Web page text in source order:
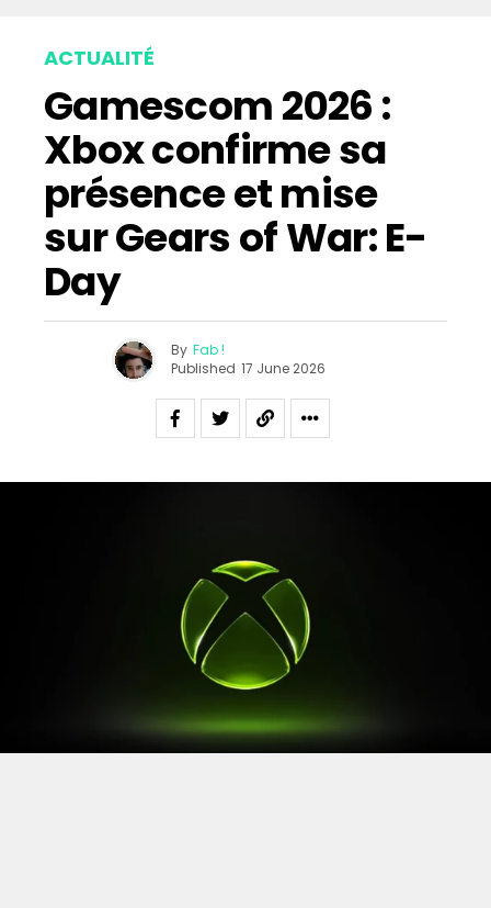
ACTUALITÉ
Gamescom 2026 :
Xbox confirme sa
présence et mise
sur Gears of War: E-
Day
By Fab !
Published 17 June 2026